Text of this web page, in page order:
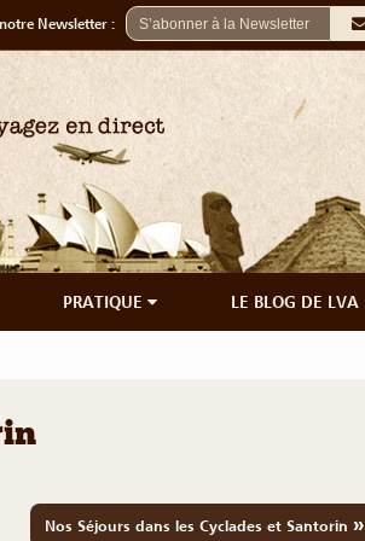
Newsletter :
PRATIQUE LE BLOG DE LVA
Nos Séjours dans les Cyclades et Santorin »